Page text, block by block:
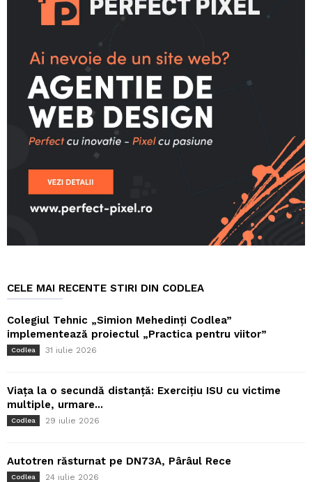
CELE MAI RECENTE STIRI DIN CODLEA
Colegiul Tehnic „Simion Mehedinți Codlea”
implementează proiectul „Practica pentru viitor”
Codlea 31 iulie 2026
Viața la o secundă distanță: Exercițiu ISU cu victime
multiple, urmare...
Codlea 29 iulie 2026
Autotren răsturnat pe DN73A, Pârâul Rece
Codlea 24 iulie 2026